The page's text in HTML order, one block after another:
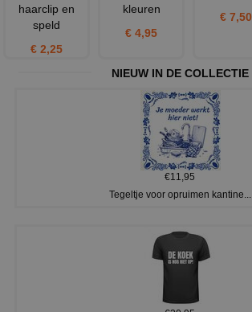
haarclip en
speld
€ 2,25
kleuren
€ 4,95
€ 7,50
NIEUW IN DE COLLECTIE
€11,95
Tegeltje voor opruimen kantine...